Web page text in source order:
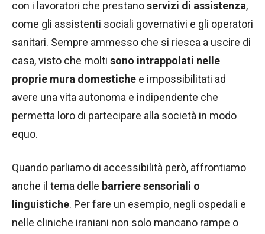
con i lavoratori che prestanoservizi di assistenza,
come gli assistenti sociali governativi e gli operatori
sanitari. Sempre ammesso che si riesca a uscire di
casa, visto che molti sono intrappolati nelle
proprie mura domestiche e impossibilitati ad
avere una vita autonoma e indipendente che
permetta loro di partecipare alla società in modo
equo.
Quando parliamo di accessibilità però, affrontiamo
anche il tema delle barriere sensoriali o
linguistiche. Per fare un esempio, negli ospedali e
nelle cliniche iraniani non solo mancano rampe o